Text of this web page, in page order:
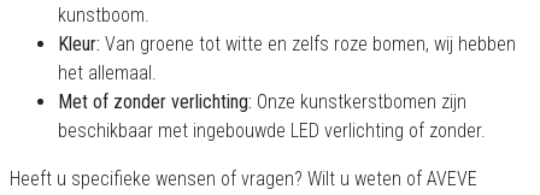
kunstboom.
Kleur: Van groene tot witte en zelfs roze bomen, wij hebben
het allemaal.
Met of zonder verlichting: Onze kunstkerstbomen zijn
beschikbaar met ingebouwde LED verlichting of zonder.
Heeft u specifieke wensen of vragen? Wilt u weten of AVEVE